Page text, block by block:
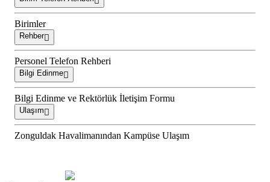
Birimler
Rehber
Personel Telefon Rehberi
Bilgi Edinme
Bilgi Edinme ve Rektörlük İletişim Formu
Ulaşım
Zonguldak Havalimanından Kampüse Ulaşım